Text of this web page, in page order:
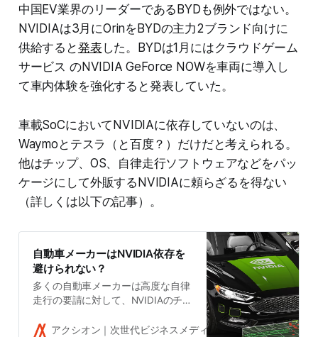
中国EV業界のリーダーであるBYDも例外ではない。
NVIDIAは3月にOrinをBYDの主力2ブランド向けに
供給すると発表 した。BYDは1月にはクラウドゲーム
サービス のNVIDIA GeForce NOWを車両に導入し
て車内体験を強化すると発表していた。
車載SoCにおいてNVIDIAに依存していないのは、
Waymoとテスラ（と百度？）だけだと考えられる。
他はチップ、OS、自律走行ソフトウェアなどをパッ
ケージにして外販するNVIDIAに頼らざるを得ない
（詳しくは以下の記事）。
自動車メーカーはNVIDIA依存を
避けられない？
多くの自動車メーカーは高度な自律
走行の要請に対して、NVIDIAのチッ
せざるを得なくなっている。一握り
アクシオン｜次世代ビジネスメディア 吉田拓史